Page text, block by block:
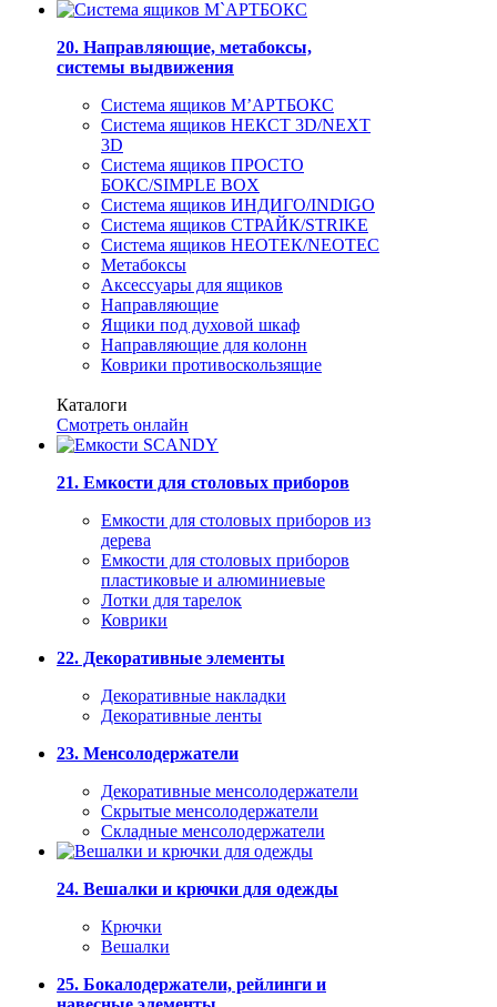
20. Направляющие, метабоксы,
системы выдвижения
Система ящиков М’АРТБОКС
Система ящиков НЕКСТ 3D/NEXT
3D
Система ящиков ПРОСТО
БОКС/SIMPLE BOX
Система ящиков ИНДИГО/INDIGO
Система ящиков СТРАЙК/STRIKE
Система ящиков НЕОТЕК/NEOTEC
Метабоксы
Аксессуары для ящиков
Направляющие
Ящики под духовой шкаф
Направляющие для колонн
Коврики противоскользящие
Каталоги
Смотреть онлайн
21. Емкости для столовых приборов
Емкости для столовых приборов из
дерева
Емкости для столовых приборов
пластиковые и алюминиевые
Лотки для тарелок
Коврики
22. Декоративные элементы
Декоративные накладки
Декоративные ленты
23. Менсолодержатели
Декоративные менсолодержатели
Скрытые менсолодержатели
Складные менсолодержатели
24. Вешалки и крючки для одежды
Крючки
Вешалки
25. Бокалодержатели, рейлинги и